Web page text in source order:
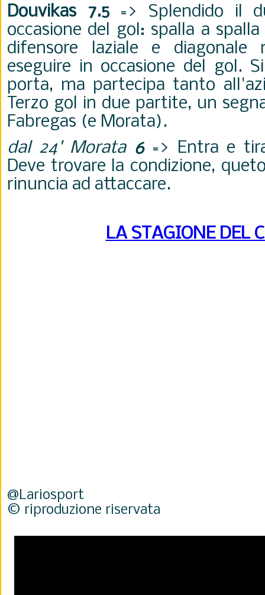
Douvikas 7.5=> Splendido il
occasione del gol: spalla a
difensore laziale e diagonale
eseguire in occasione del gol.
porta, ma partecipa tanto
Terzo gol in due partite, un
Fabregas (e Morata).
dal 24' Morata 6=> Entra e
Deve trovare la condizione,
rinuncia ad attaccare.
LA STAGIONE DEL
@Lariosport
© riproduzione riservata